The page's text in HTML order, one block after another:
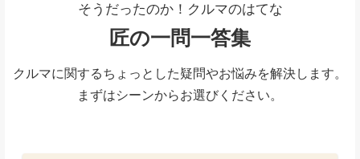
そうだったのか！クルマのはてな
匠の一問一答集
クルマに関するちょっとした疑問やお悩みを解決します。
まずはシーンからお選びください。